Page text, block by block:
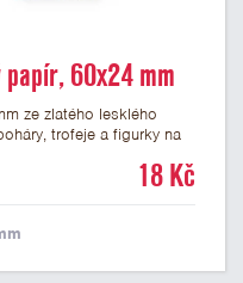
60x24 mm
ze zlatého lesklého
trofeje a figurky na
je zahrnut v ceně. U
kroku objednávky.
18 Kč